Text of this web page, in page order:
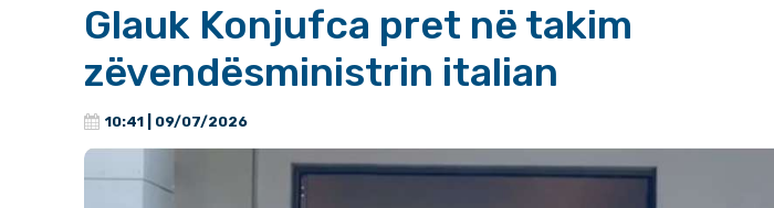
Glauk Konjufca pret në takim
zëvendësministrin italian
10:41 | 09/07/2026